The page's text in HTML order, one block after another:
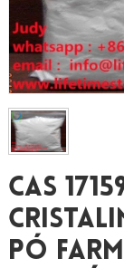
CAS
Pó